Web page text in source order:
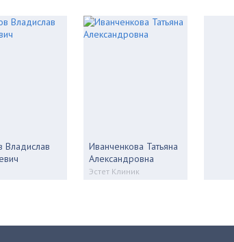
Владислав
Иванченкова Татьяна
Александровна
Эстет Клиник